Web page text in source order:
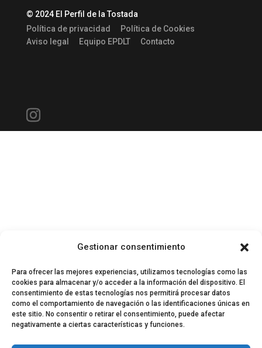
Gestionar consentimiento
Para ofrecer las mejores experiencias, utilizamos tecnologías como las
cookies para almacenar y/o acceder a la información del dispositivo. El
consentimiento de estas tecnologías nos permitirá procesar datos
como el comportamiento de navegación o las identificaciones únicas en
este sitio. No consentir o retirar el consentimiento, puede afectar
negativamente a ciertas características y funciones.
© 2024 El Perfil de la Tostada
Política de privacidad
Política de Cookies
Aviso legal
Equipo EPDLT Contacto